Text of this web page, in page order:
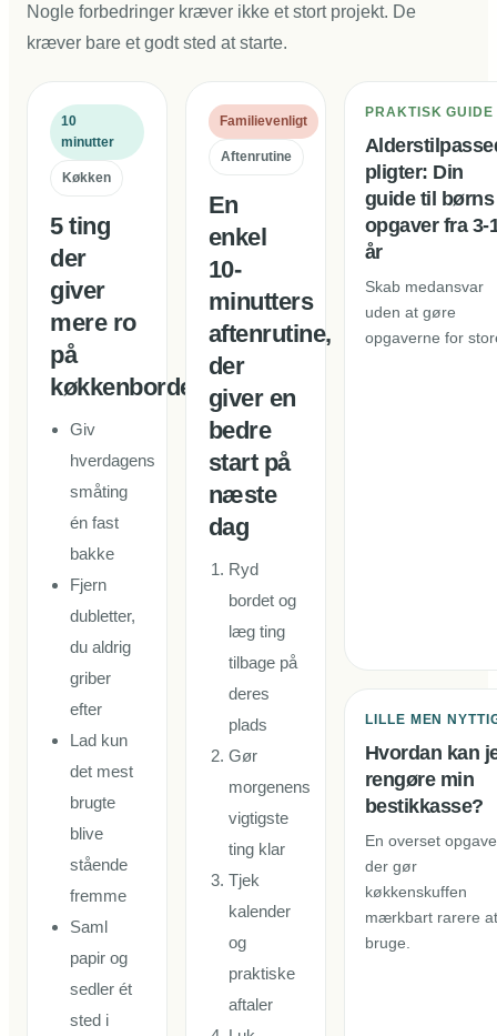
Nogle forbedringer kræver ikke et stort projekt. De
kræver bare et godt sted at starte.
10
minutter
Køkken
5 ting
der
giver
mere ro
på
køkkenbordet
Giv
hverdagens
småting
én fast
bakke
Fjern
dubletter,
du aldrig
griber
efter
Lad kun
det mest
brugte
blive
stående
fremme
Saml
papir og
sedler ét
sted i
Familievenligt
Aftenrutine
En
enkel
10-
minutters
aftenrutine,
der
giver en
bedre
start på
næste
dag
Ryd
bordet og
læg ting
tilbage på
deres
plads
Gør
morgenens
vigtigste
ting klar
Tjek
kalender
og
praktiske
aftaler
PRAKTISK GUIDE
pligter: Din
guide til børns
opgaver fra 3-
år
Skab medansvar
uden at gøre
opgaverne for
LILLE MEN
Hvordan kan
rengøre min
bestikkasse?
En overset
der gør
køkkenskuffen
mærkbart rarere at
bruge.